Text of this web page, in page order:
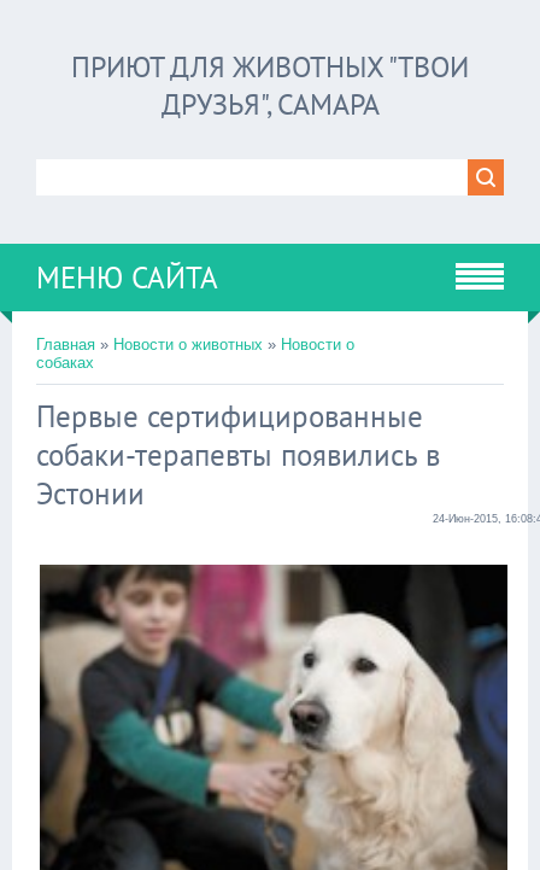
ПРИЮТ ДЛЯ ЖИВОТНЫХ "ТВОИ
ДРУЗЬЯ", САМАРА
МЕНЮ САЙТА
Главная » Новости о животных » Новости о
собаках
Первые сертифицированные
собаки-терапевты появились в
Эстонии
24-Июн-2015,